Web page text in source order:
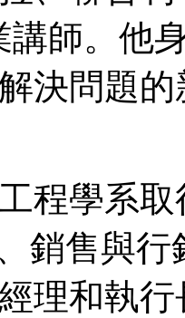
講師。他
決問題
程學系
銷售與
理和執行